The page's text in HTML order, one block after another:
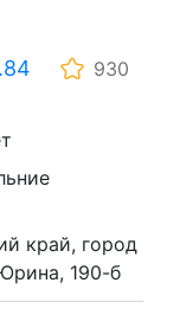
930
край, город
190-б